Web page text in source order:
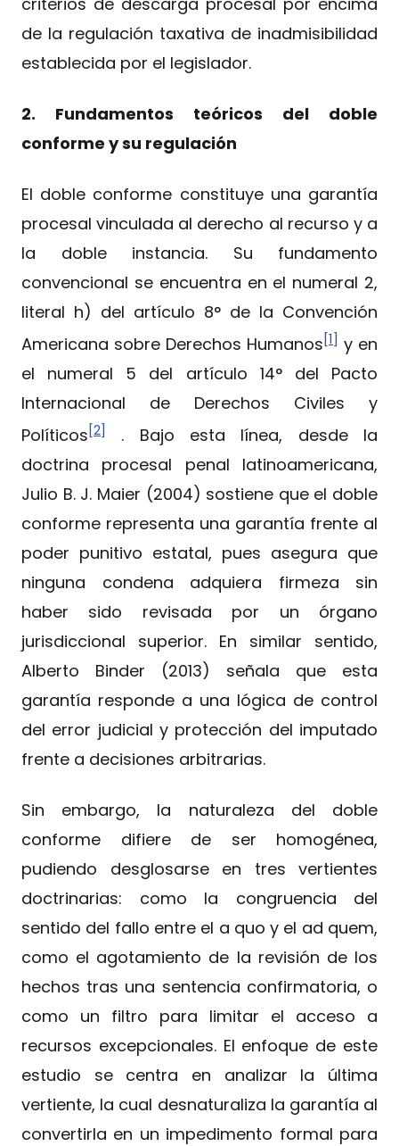
de la regulación taxativa de inadmisibilidad
establecida por el legislador.
2. Fundamentos teóricos del doble
conforme y su regulación
El doble conforme constituye una garantía
procesal vinculada al derecho al recurso y a
la doble instancia. Su fundamento
convencional se encuentra en el numeral 2,
literal h) del artículo 8° de la Convención
Americana sobre Derechos Humanos[1] y en
el numeral 5 del artículo 14° del Pacto
Internacional de Derechos Civiles y
Políticos[2]
. Bajo esta línea, desde la
doctrina procesal penal latinoamericana,
Julio B. J. Maier (2004) sostiene que el doble
conforme representa una garantía frente al
poder punitivo estatal, pues asegura que
ninguna condena adquiera firmeza sin
haber sido revisada por un órgano
jurisdiccional superior. En similar sentido,
Alberto Binder (2013) señala que esta
garantía responde a una lógica de control
del error judicial y protección del imputado
frente a decisiones arbitrarias.
Sin embargo, la naturaleza del doble
conforme difiere de ser homogénea,
pudiendo desglosarse en tres vertientes
doctrinarias: como la congruencia del
sentido del fallo entre el a quo y el ad quem,
como el agotamiento de la revisión de los
hechos tras una sentencia confirmatoria, o
como un filtro para limitar el acceso a
recursos excepcionales. El enfoque de este
estudio se centra en analizar la última
vertiente, la cual desnaturaliza la garantía al
convertirla en un impedimento formal para